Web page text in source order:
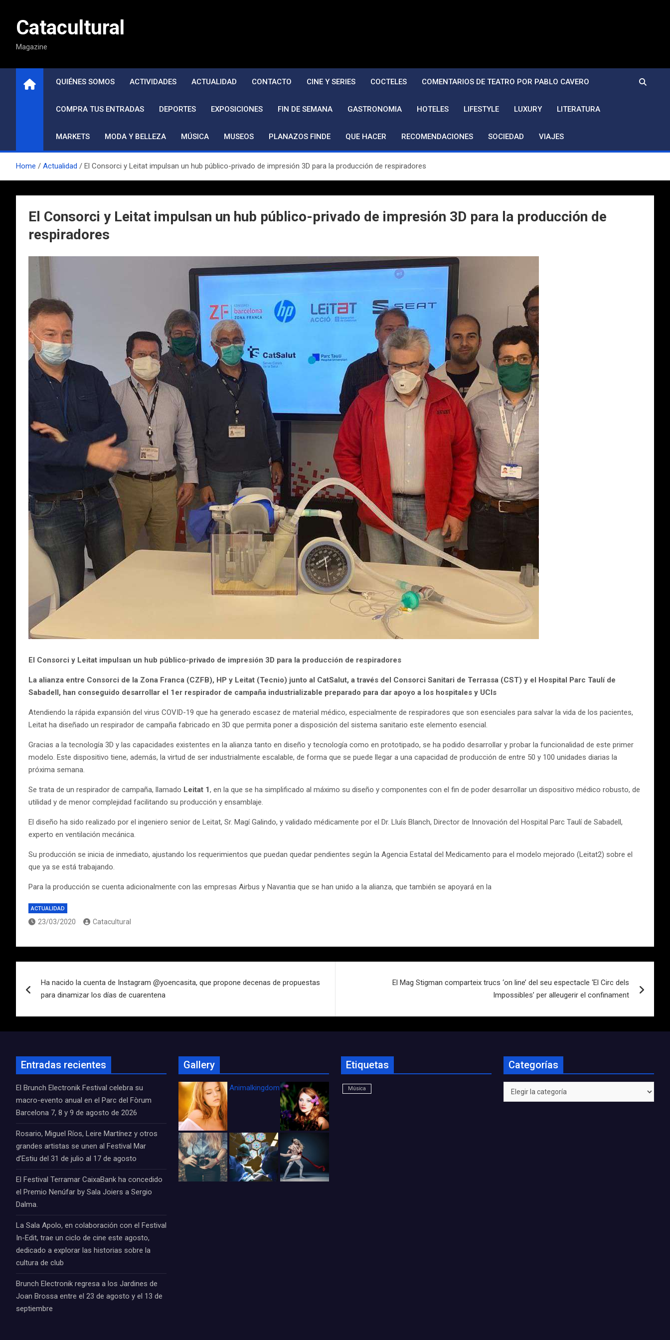
contenidoCatacultural
Magazine
QUIÉNES SOMOS ACTIVIDADES ACTUALIDAD CONTACTO CINE Y SERIES COCTELES COMENTARIOS DE TEATRO POR PABLO CAVERO
COMPRA TUS ENTRADAS DEPORTES EXPOSICIONES FIN DE SEMANA GASTRONOMIA HOTELES LIFESTYLE LUXURY LITERATURA
MARKETS MODA Y BELLEZA MÚSICA MUSEOS PLANAZOS FINDE QUE HACER RECOMENDACIONES SOCIEDAD VIAJES
Home Actualidad El Consorci y Leitat impulsan un hub público-privado de impresión 3D para la producción de respiradores
El Consorci y Leitat impulsan un hub público-privado de impresión 3D para la producción de
respiradores
El Consorci y Leitat impulsan un hub público-privado de impresión 3D para la producción de respiradores
La alianza entre Consorci de la Zona Franca (CZFB), HP y Leitat (Tecnio) junto al CatSalut, a través del Consorci Sanitari de Terrassa (CST) y el Hospital Parc Taulí de
Sabadell, han conseguido desarrollar el 1er respirador de campaña industrializable preparado para dar apoyo a los hospitales y UCIs
Atendiendo la rápida expansión del virus COVID-19 que ha generado escasez de material médico, especialmente de respiradores que son esenciales para salvar la vida de los pacientes,
Leitat ha diseñado un respirador de campaña fabricado en 3D que permita poner a disposición del sistema sanitario este elemento esencial.
Gracias a la tecnología 3D y las capacidades existentes en la alianza tanto en diseño y tecnología como en prototipado, se ha podido desarrollar y probar la funcionalidad de este primer
modelo. Este dispositivo tiene, además, la virtud de ser industrialmente escalable, de forma que se puede llegar a una capacidad de producción de entre 50 y 100 unidades diarias la
próxima semana.
Se trata de un respirador de campaña, llamado Leitat 1, en la que se ha simplificado al máximo su diseño y componentes con el fin de poder desarrollar un dispositivo médico robusto, de
utilidad y de menor complejidad facilitando su producción y ensamblaje.
El diseño ha sido realizado por el ingeniero senior de Leitat, Sr. Magí Galindo, y validado médicamente por el Dr. Lluís Blanch, Director de Innovación del Hospital Parc Taulí de Sabadell,
experto en ventilación mecánica.
Su producción se inicia de inmediato, ajustando los requerimientos que puedan quedar pendientes según la Agencia Estatal del Medicamento para el modelo mejorado (Leitat2) sobre el
que ya se está trabajando.
Para la producción se cuenta adicionalmente con las empresas Airbus y Navantia que se han unido a la alianza, que también se apoyará en la
ACTUALIDAD
23/03/2020 Catacultural
de
entradas
Ha nacido la cuenta de Instagram @yoencasita, que propone decenas de propuestas
para dinamizar los días de cuarentena
El Mag Stigman comparteix trucs ‘on line’ del seu espectacle ‘El Circ dels
Impossibles’ per alleugerir el confinament
Entradas recientes
El Brunch Electronik Festival celebra su
macro-evento anual en el Parc del Fòrum
Barcelona 7, 8 y 9 de agosto de 2026
Rosario, Miguel Ríos, Leire Martínez y otros
grandes artistas se unen al Festival Mar
d’Estiu del 31 de julio al 17 de agosto
El Festival Terramar CaixaBank ha concedido
el Premio Nenúfar by Sala Joiers a Sergio
Dalma.
La Sala Apolo, en colaboración con el Festival
In-Edit, trae un ciclo de cine este agosto,
dedicado a explorar las historias sobre la
cultura de club
Brunch Electronik regresa a los Jardines de
Joan Brossa entre el 23 de agosto y el 13 de
septiembre
Gallery
Animalkingdom_FichaCine
Etiquetas
Música
Categorías
Categorías